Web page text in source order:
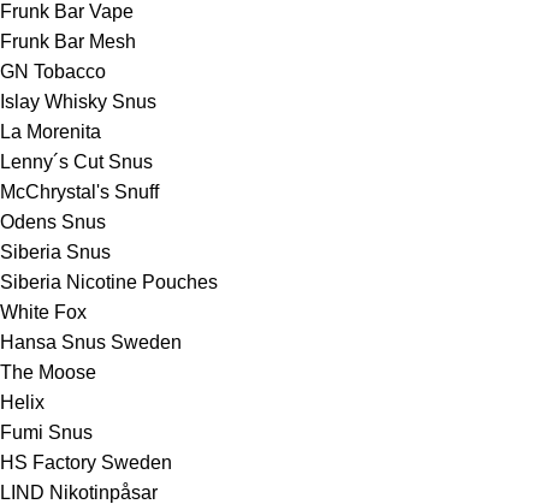
Frunk Bar Vape
Frunk Bar Mesh
GN Tobacco
Islay Whisky Snus
La Morenita
Lenny´s Cut Snus
McChrystal's Snuff
Odens Snus
Siberia Snus
Siberia Nicotine Pouches
White Fox
Hansa Snus Sweden
The Moose
Helix
Fumi Snus
HS Factory Sweden
LIND Nikotinpåsar